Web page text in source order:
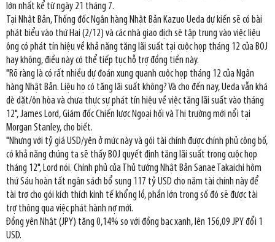
lớn nhất kể từ ngày 21 tháng 7.
Tại Nhật Bản, Thống đốc Ngân hàng Nhật Bản Kazuo Ueda dự kiến sẽ có bài
phát biểu vào thứ Hai (2/12) và các nhà giao dịch sẽ tập trung vào việc liệu
ông có phát tín hiệu về khả năng tăng lãi suất tại cuộc họp tháng 12 của BOJ
hay không, điều này có thể tiếp tục hỗ trợ đồng tiền này.
"Rõ ràng là có rất nhiều dự đoán xung quanh cuộc họp tháng 12 của Ngân
hàng Nhật Bản. Liệu họ có tăng lãi suất không? Và cho đến nay, Ueda vẫn khá
dè dặt/ôn hòa và chưa thực sự phát tín hiệu về việc tăng lãi suất vào tháng
12", James Lord, Giám đốc Chiến lược Ngoại hối và Thị trường mới nổi tại
Morgan Stanley, cho biết.
"Nhưng với tỷ giá USD/yên ở mức này và gói tài chính được chính phủ công bố,
có khả năng chúng ta sẽ thấy BOJ quyết định tăng lãi suất trong cuộc họp
tháng 12", Lord nói. Chính phủ của Thủ tướng Nhật Bản Sanae Takaichi hôm
thứ Sáu hoàn tất ngân sách bổ sung 117 tỷ USD cho năm tài chính này để
tài trợ cho gói kích thích kinh tế khổng lồ, phần lớn trong số đó sẽ được tài
trợ thông qua việc phát hành nợ mới.
Đồng yên Nhật (JPY) tăng 0,14% so với đồng bạc xanh, lên 156,09 JPY đổi 1
USD.